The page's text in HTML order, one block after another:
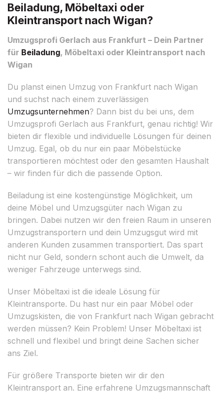
Beiladung, Möbeltaxi oder
Kleintransport nach Wigan?
Umzugsprofi Gerlach aus Frankfurt – Dein Partner
für Beiladung, Möbeltaxi oder Kleintransport nach
Wigan
Du planst einen Umzug von Frankfurt nach Wigan
und suchst nach einem zuverlässigen
Umzugsunternehmen? Dann bist du bei uns, dem
Umzugsprofi Gerlach aus Frankfurt, genau richtig! Wir
bieten dir flexible und individuelle Lösungen für deinen
Umzug. Egal, ob du nur ein paar Möbelstücke
transportieren möchtest oder den gesamten Haushalt
– wir finden für dich die passende Option.
Beiladung ist eine kostengünstige Möglichkeit, um
deine Möbel und Umzugsgüter nach Wigan zu
bringen. Dabei nutzen wir den freien Raum in unseren
Umzugstransportern und dein Umzugsgut wird mit
anderen Kunden zusammen transportiert. Das spart
nicht nur Geld, sondern schont auch die Umwelt, da
weniger Fahrzeuge unterwegs sind.
Unser Möbeltaxi ist die ideale Lösung für
Kleintransporte. Du hast nur ein paar Möbel oder
Umzugskisten, die von Frankfurt nach Wigan gebracht
werden müssen? Kein Problem! Unser Möbeltaxi ist
schnell und flexibel und bringt deine Sachen sicher
ans Ziel.
Für größere Transporte bieten wir dir den
Kleintransport an. Eine erfahrene Umzugsmannschaft